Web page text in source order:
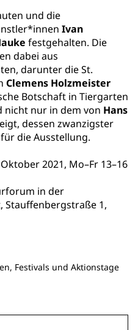
und die
Ivan
festgehalten. Die
dabei aus
darunter die St.
Clemens Holzmeister
Botschaft in Tiergarten
nicht nur in dem von Hans
dessen zwanzigster
die Ausstellung.
2021, Mo–Fr 13–16
in der
Stauffenbergstraße 1,
Festivals und Aktionstage